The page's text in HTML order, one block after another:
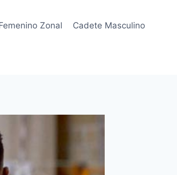
Zonal Cadete Masculino